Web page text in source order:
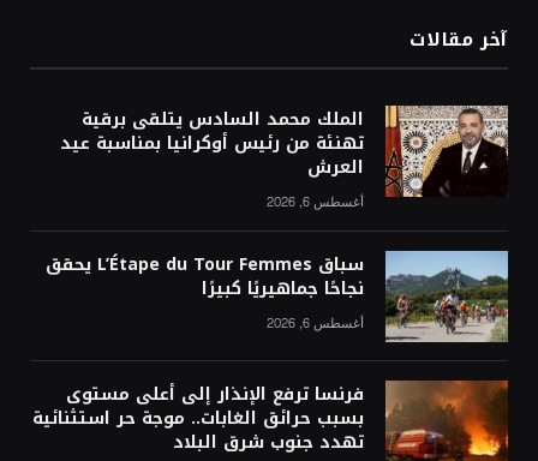
آخر مقالات
الملك محمد السادس يتلقى برقية
تهنئة من رئيس أوكرانيا بمناسبة عيد
العرش
أغسطس 6, 2026
سباق L’Étape du Tour Femmes يحقق
نجاحًا جماهيريًا كبيرًا
أغسطس 6, 2026
فرنسا ترفع الإنذار إلى أعلى مستوى
بسبب حرائق الغابات.. موجة حر استثنائية
تهدد جنوب شرق البلاد